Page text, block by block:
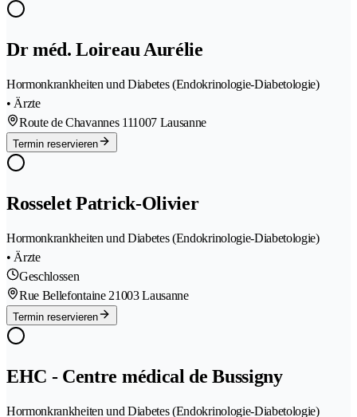
Dr méd. Loireau Aurélie
Hormonkrankheiten und Diabetes (Endokrinologie-Diabetologie)
• Ärzte
Route de Chavannes 111007 Lausanne
Termin reservieren
Rosselet Patrick-Olivier
Hormonkrankheiten und Diabetes (Endokrinologie-Diabetologie)
• Ärzte
Geschlossen
Rue Bellefontaine 21003 Lausanne
Termin reservieren
EHC - Centre médical de Bussigny
Hormonkrankheiten und Diabetes (Endokrinologie-Diabetologie)